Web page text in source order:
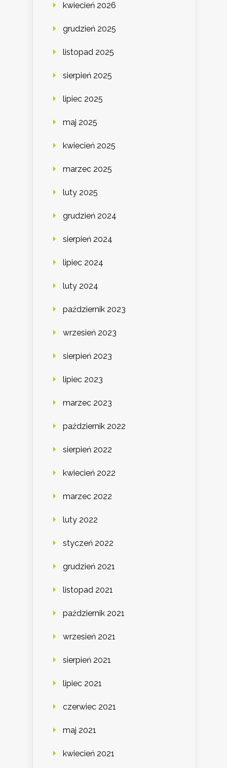
kwiecień 2026
grudzień 2025
listopad 2025
sierpień 2025
lipiec 2025
maj 2025
kwiecień 2025
marzec 2025
luty 2025
grudzień 2024
sierpień 2024
lipiec 2024
luty 2024
październik 2023
wrzesień 2023
sierpień 2023
lipiec 2023
marzec 2023
październik 2022
sierpień 2022
kwiecień 2022
marzec 2022
luty 2022
styczeń 2022
grudzień 2021
listopad 2021
październik 2021
wrzesień 2021
sierpień 2021
lipiec 2021
czerwiec 2021
maj 2021
kwiecień 2021